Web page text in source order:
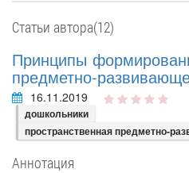
Статьи автора(12)
Принципы
предметно-
16.11.2019
дошкольники
пространственная предметно-
Аннотация